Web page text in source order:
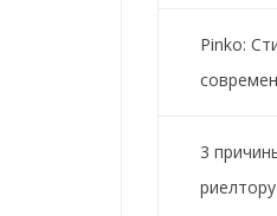
Pinko:
3
риелтору